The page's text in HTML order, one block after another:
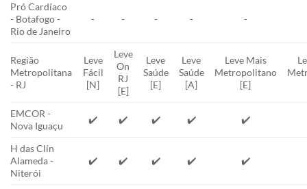
Pró Cardíaco
- Botafogo -
Rio de Janeiro
- - - - -
Região
Metropolitana
- RJ
Leve
Fácil
[N]
Leve
On
RJ
[E]
Leve
Saúde
[E]
Leve
Saúde
[A]
Leve Mais
Metropolitano
[E]
EMCOR -
Nova Iguaçu
✔️ ✔️ ✔️ ✔️ ✔️
H das Clín
Alameda -
Niterói
✔️ ✔️ ✔️ ✔️ ✔️